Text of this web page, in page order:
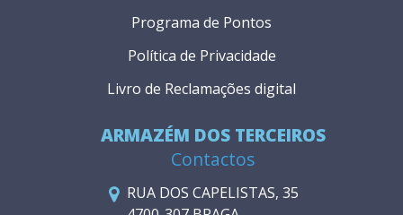
ARMAZÉM DOS TERCEIROS
Contactos
RUA DOS CAPELISTAS, 35
Programa de Pontos
Política de Privacidade
Livro de Reclamações digital